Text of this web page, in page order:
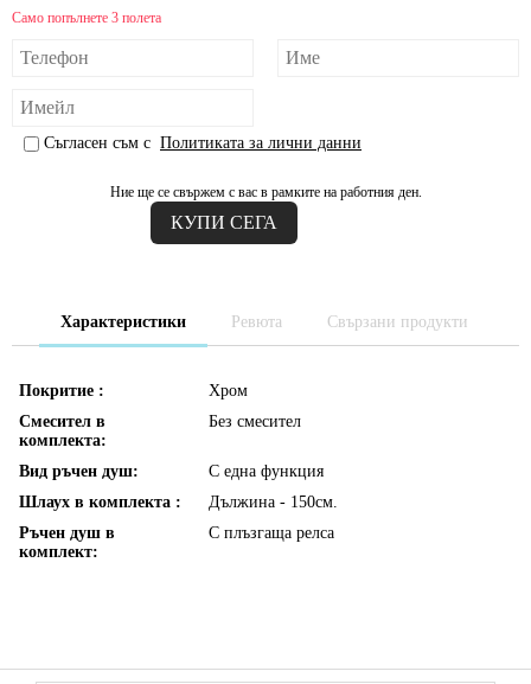
Само попълнете 3 полета
Съгласен съм с Политиката за лични данни
Ние ще се свържем с вас в рамките на работния ден.
Характеристики Ревюта Свързани продукти
Покритие :
Хром
Смесител в
комплекта:
Без смесител
Вид ръчен душ:
С една функция
Шлаух в комплекта :
Дължина - 150см.
Ръчен душ в
комплект:
С плъзгаща релса